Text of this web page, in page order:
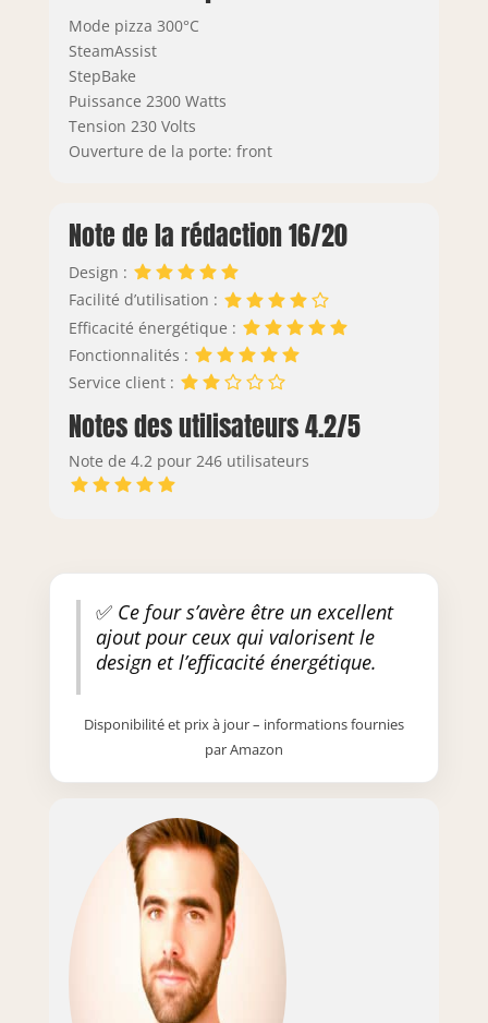
Mode pizza 300°C
SteamAssist
StepBake
Puissance 2300 Watts
Tension 230 Volts
Ouverture de la porte: front
Note de la rédaction 16/20
Design :
Facilité d’utilisation :
Efficacité énergétique :
Fonctionnalités :
Service client :
Notes des utilisateurs 4.2/5
Note de 4.2 pour 246 utilisateurs
✅Ce four s’avère être un excellent
ajout pour ceux qui valorisent le
design et l’efficacité énergétique.
Disponibilité et prix à jour – informations fournies
par Amazon